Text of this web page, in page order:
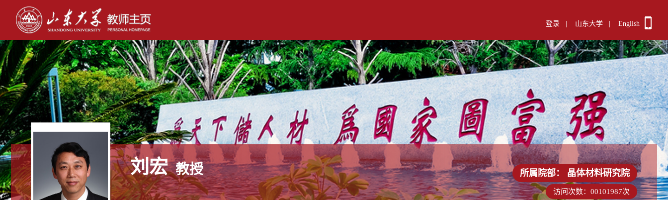
登录 山东大学 English
刘宏 教授 所属院部： 晶体材料研究院
访问次数： 00101987次